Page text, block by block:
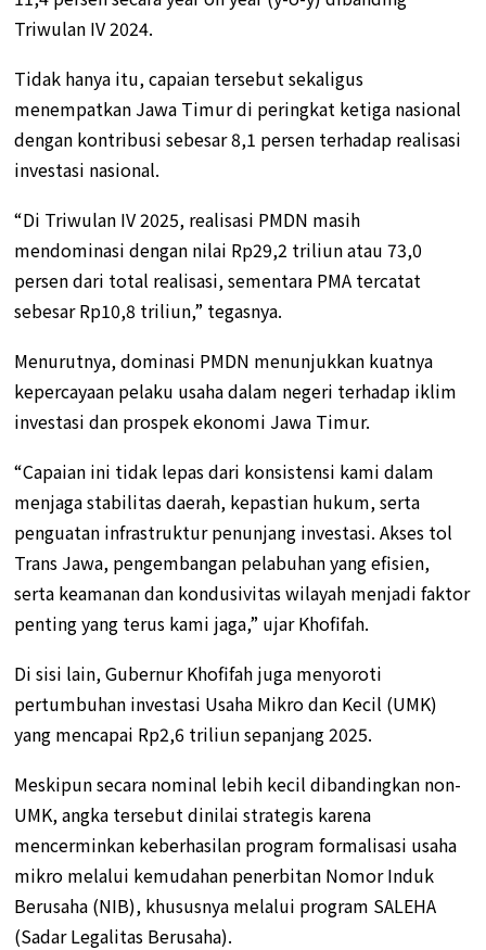
Triwulan IV 2024.
Tidak hanya itu, capaian tersebut sekaligus
menempatkan Jawa Timur di peringkat ketiga nasional
dengan kontribusi sebesar 8,1 persen terhadap realisasi
investasi nasional.
“Di Triwulan IV 2025, realisasi PMDN masih
mendominasi dengan nilai Rp29,2 triliun atau 73,0
persen dari total realisasi, sementara PMA tercatat
sebesar Rp10,8 triliun,” tegasnya.
Menurutnya, dominasi PMDN menunjukkan kuatnya
kepercayaan pelaku usaha dalam negeri terhadap iklim
investasi dan prospek ekonomi Jawa Timur.
“Capaian ini tidak lepas dari konsistensi kami dalam
menjaga stabilitas daerah, kepastian hukum, serta
penguatan infrastruktur penunjang investasi. Akses tol
Trans Jawa, pengembangan pelabuhan yang efisien,
serta keamanan dan kondusivitas wilayah menjadi faktor
penting yang terus kami jaga,” ujar Khofifah.
Di sisi lain, Gubernur Khofifah juga menyoroti
pertumbuhan investasi Usaha Mikro dan Kecil (UMK)
yang mencapai Rp2,6 triliun sepanjang 2025.
Meskipun secara nominal lebih kecil dibandingkan non-
UMK, angka tersebut dinilai strategis karena
mencerminkan keberhasilan program formalisasi usaha
mikro melalui kemudahan penerbitan Nomor Induk
Berusaha (NIB), khususnya melalui program SALEHA
(Sadar Legalitas Berusaha).